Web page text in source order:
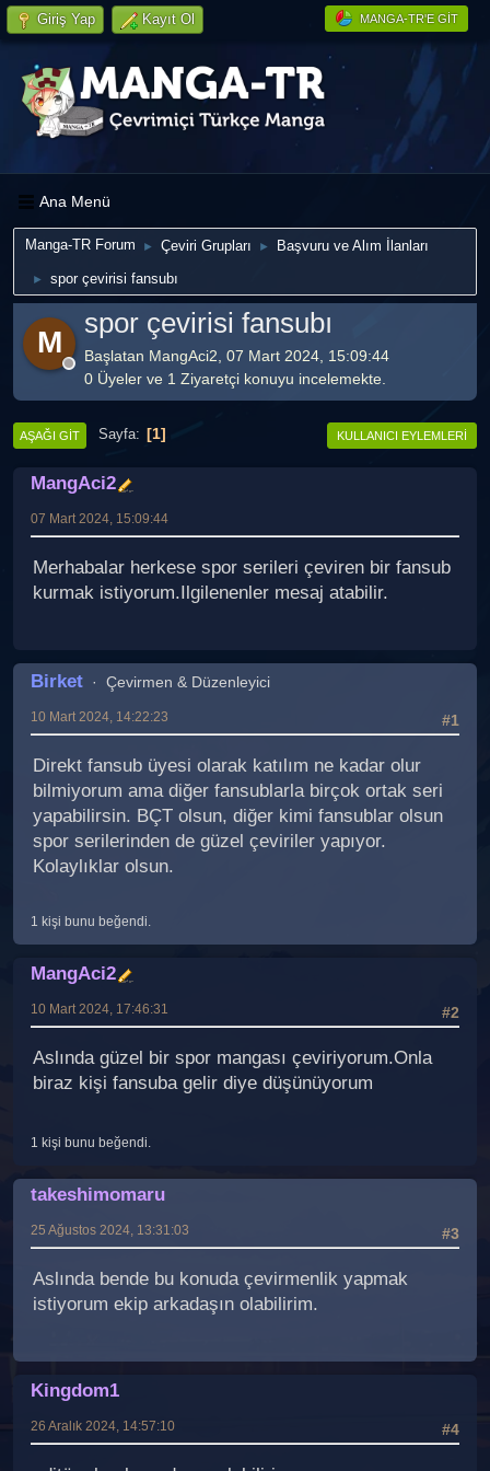
MANGA-TR'E GIT
Giriş Yap Kayıt Ol
Ana Menü
Manga-TR Forum ► Çeviri Grupları ► Başvuru ve Alım İlanları
► spor çevirisi fansubı
M
spor çevirisi fansubı
Başlatan MangAci2, 07 Mart 2024, 15:09:44
0 Üyeler ve 1 Ziyaretçi konuyu incelemekte.
AŞAĞI GIT Sayfa 1 KULLANICI EYLEMLERI
MangAci2
07 Mart 2024, 15:09:44
Merhabalar herkese spor serileri çeviren bir fansub
kurmak istiyorum.Ilgilenenler mesaj atabilir.
Birket Çevirmen & Düzenleyici
#1
10 Mart 2024, 14:22:23
Direkt fansub üyesi olarak katılım ne kadar olur
bilmiyorum ama diğer fansublarla birçok ortak seri
yapabilirsin. BÇT olsun, diğer kimi fansublar olsun
spor serilerinden de güzel çeviriler yapıyor.
Kolaylıklar olsun.
1 kişi bunu beğendi.
MangAci2
#2
10 Mart 2024, 17:46:31
Aslında güzel bir spor mangası çeviriyorum.Onla
biraz kişi fansuba gelir diye düşünüyorum
1 kişi bunu beğendi.
takeshimomaru
#3
25 Ağustos 2024, 13:31:03
Aslında bende bu konuda çevirmenlik yapmak
istiyorum ekip arkadaşın olabilirim.
Kingdom1
#4
26 Aralık 2024, 14:57:10